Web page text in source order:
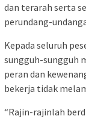
dan terarah serta
perundang-
Kepada seluruh
sungguh-sungguh
peran dan
bekerja tidak
“Rajin-rajinlah